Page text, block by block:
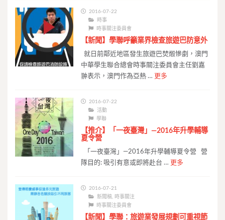
2016-07-22
時事
時事關注委員會
【新聞】學聯呼籲業界檢查旅遊巴防意外
就日前鄰近地區發生旅遊巴焚燬慘劇，澳門
中華學生聯合總會時事關注委員會主任劉嘉
翀表示，澳門作為亞熱 … 更多
2016-07-22
活動
學聯
【推介】「一夜臺灣」—2016年升學輔導
夏令營
「一夜臺灣」—2016年升學輔導夏令營 營
隊目的: 吸引有意或即將赴台 … 更多
2016-07-21
新聞稿, 時事關注
時事關注委員會
【新聞】學聯：旅遊業發展規劃可重視節